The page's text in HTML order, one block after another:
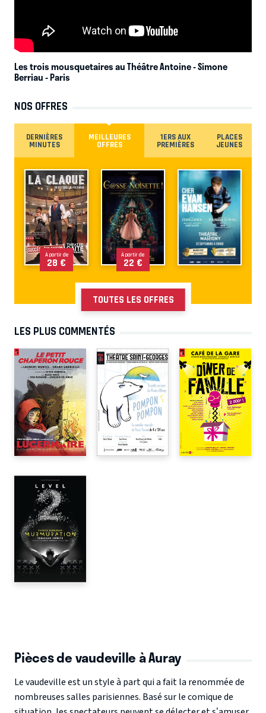
Les trois mousquetaires au Théâtre Antoine - Simone
Berriau- Paris
NOS OFFRES
DERNIÈRES
MINUTES
MEILLEURES
OFFRES
1ERS AUX
PREMIÈRES
PLACES
JEUNES
À partir de
28 €
À partir de
22 €
TOUTES LES OFFRES
LES PLUS COMMENTÉS
Pièces de vaudeville à Auray
Le vaudeville est un style à part qui a fait la renommée de
nombreuses salles parisiennes. Basé sur le comique de